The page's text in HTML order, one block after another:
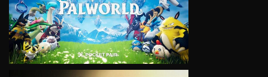
VIEW